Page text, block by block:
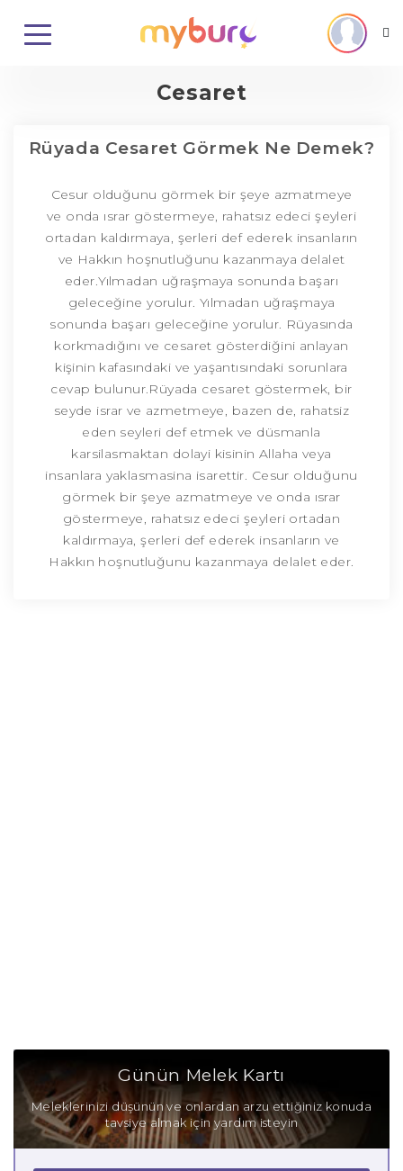
Cesaret
Rüyada Cesaret Görmek Ne Demek?
Cesur olduğunu görmek bir şeye azmatmeye
ve onda ısrar göstermeye, rahatsız edeci şeyleri
ortadan kaldırmaya, şerleri def ederek insanların
ve Hakkın hoşnutluğunu kazanmaya delalet
eder.Yılmadan uğraşmaya sonunda başarı
geleceğine yorulur. Yılmadan uğraşmaya
sonunda başarı geleceğine yorulur. Rüyasında
korkmadığını ve cesaret gösterdiğini anlayan
kişinin kafasındaki ve yaşantısındaki sorunlara
cevap bulunur.Rüyada cesaret göstermek, bir
seyde israr ve azmetmeye, bazen de, rahatsiz
eden seyleri def etmek ve düsmanla
karsilasmaktan dolayi kisinin Allaha veya
insanlara yaklasmasina isarettir. Cesur olduğunu
görmek bir şeye azmatmeye ve onda ısrar
göstermeye, rahatsız edeci şeyleri ortadan
kaldırmaya, şerleri def ederek insanların ve
Hakkın hoşnutluğunu kazanmaya delalet eder.
Günün Melek Kartı
Meleklerinizi düşünün ve onlardan arzu ettiğiniz konuda
tavsiye almak için yardım isteyin